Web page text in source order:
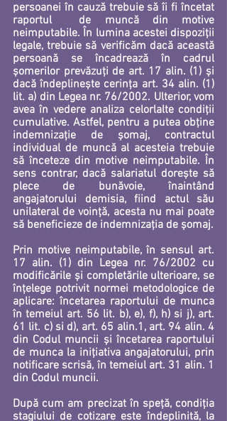
persoanei în cauză trebuie să îi fi încetat
raportul  de muncă din motive
neimputabile. În lumina acestei dispoziții
legale, trebuie să verificăm dacă această
persoană se încadrează în cadrul
șomerilor prevăzuți de art. 17 alin. (1) și
dacă îndeplinește cerința art. 34 alin. (1)
lit. a) din Legea nr. 76/2002. Ulterior, vom
avea în vedere analiza celorlalte condiții
cumulative. Astfel, pentru a putea obține
indemnizație de șomaj, contractul
individual de muncă al acesteia trebuie
să înceteze din motive neimputabile. În
sens contrar, dacă salariatul dorește să
plece de bunăvoie, înaintând
angajatorului demisia, fiind actul său
unilateral de voință, acesta nu mai poate
Prin motive neimputabile, în sensul art.
17 alin. (1) din Legea nr. 76/2002 cu
modificările și completările ulterioare, se
înțelege potrivit normei metodologice de
aplicare: încetarea raportului de munca
în temeiul art. 56 lit. b), e), f), h) si j), art.
61 lit. c) si d), art. 65 alin.1, art. 94 alin. 4
din Codul muncii și încetarea raportului
de munca la inițiativa angajatorului, prin
notificare scrisă, în temeiul art. 31 alin. 1
din Codul muncii.
După cum am precizat în speță, condiția
stagiului de cotizare este îndeplinită, la